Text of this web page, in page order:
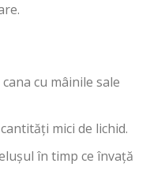
cu mâinile sale
mici de lichid.
în timp ce învață